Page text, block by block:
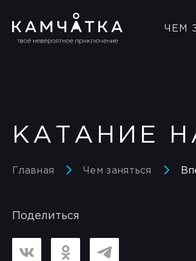
ЧЕМ
КАТАНИЕ
Главная Чем заняться
Поделиться